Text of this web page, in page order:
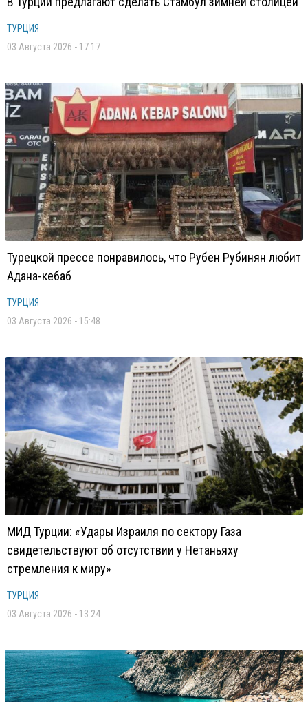
ТУРЦИЯ
03 Августа 2026 - 17:17
Турецкой прессе понравилось, что Рубен Рубинян любит
Адана-кебаб
ТУРЦИЯ
03 Августа 2026 - 15:48
МИД Турции: «Удары Израиля по сектору Газа
свидетельствуют об отсутствии у Нетаньяху
стремления к миру»
ТУРЦИЯ
03 Августа 2026 - 13:24